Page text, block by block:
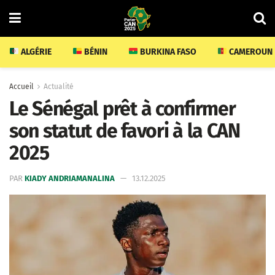
ALGÉRIE BÉNIN BURKINA FASO CAMEROUN
Accueil Actualité
Le Sénégal prêt à confirmer
son statut de favori à la CAN
2025
PAR KIADY ANDRIAMANALINA 13.12.2025